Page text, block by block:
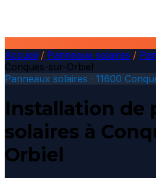
Accueil / Panneaux solaires /
Conques-sur-Orbiel
Panneaux solaires · 11600
Installation de
solaires à
Orbiel